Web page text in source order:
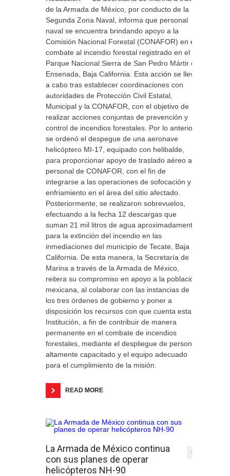
de la Armada de México, por conducto de la
Segunda Zona Naval, informa que personal
naval se encuentra brindando apoyo a la
Comisión Nacional Forestal (CONAFOR) en el
combate al incendio forestal registrado en el
Parque Nacional Sierra de San Pedro Mártir en
Ensenada, Baja California. Esta acción se llevó
a cabo tras establecer coordinaciones con
autoridades de Protección Civil Estatal,
Municipal y la CONAFOR, con el objetivo de
realizar acciones conjuntas de prevención y
control de incendios forestales. Por lo anterior,
se ordenó el despegue de una aeronave
helicóptero MI-17, equipado con helibalde,
para proporcionar apoyo de traslado aéreo al
personal de CONAFOR, con el fin de
integrarse a las operaciones de sofocación y
enfriamiento en el área del sitio afectado.
Posteriormente, se realizaron sobrevuelos,
efectuando a la fecha 12 descargas que
suman 21 mil litros de agua aproximadamente
para la extinción del incendio en las
inmediaciones del municipio de Tecate, Baja
California. De esta manera, la Secretaría de
Marina a través de la Armada de México,
reitera su compromiso en apoyo a la población
mexicana, al colaborar con las instancias de
los tres órdenes de gobierno y poner a
disposición los recursos con que cuenta esta
Institución, a fin de contribuir de manera
permanente en el combate de incendios
forestales, mediante el despliegue de personal
altamente capacitado y el equipo adecuado
para el cumplimiento de la misión.
READ MORE
La Armada de México continua
con sus planes de operar
helicópteros NH-90
0